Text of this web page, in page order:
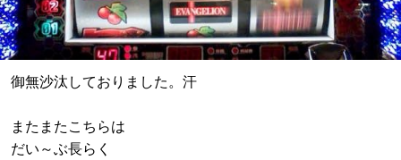
御無沙汰しておりました。汗
またまたこちらは
だい～ぶ長らく